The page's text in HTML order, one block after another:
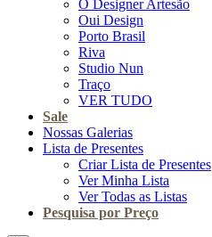
O Designer Artesão
Oui Design
Porto Brasil
Riva
Studio Nun
Traço
VER TUDO
Sale
Nossas Galerias
Lista de Presentes
Criar Lista de Presentes
Ver Minha Lista
Ver Todas as Listas
Pesquisa por Preço